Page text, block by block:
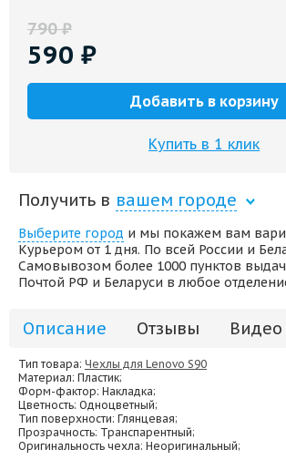
790₽
590 ₽
Добавить в корзину
Купить в 1 клик
Получить в вашем городе
Выберите город и мы покажем вам
Курьером от 1 дня. По всей России и
Самовывозом более 1000 пунктов
Почтой РФ и Беларуси в любое
Описание Отзывы Видео
Тип товара: Чехлы для Lenovo S90
Материал: Пластик;
Форм-фактор: Накладка;
Цветность: Одноцветный;
Тип поверхности: Глянцевая;
Прозрачность: Транспарентный;
Оригинальность чехла: Неоригинальный;